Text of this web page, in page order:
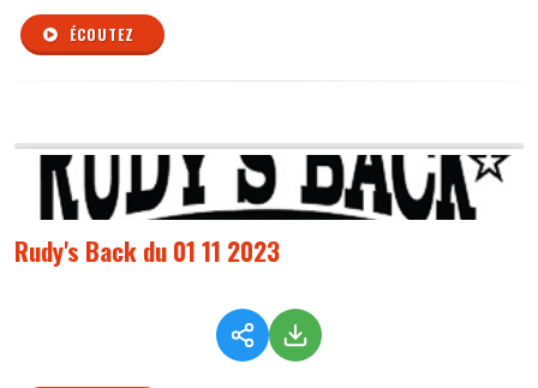
ÉCOUTEZ
Rudy's Back du 01 11 2023